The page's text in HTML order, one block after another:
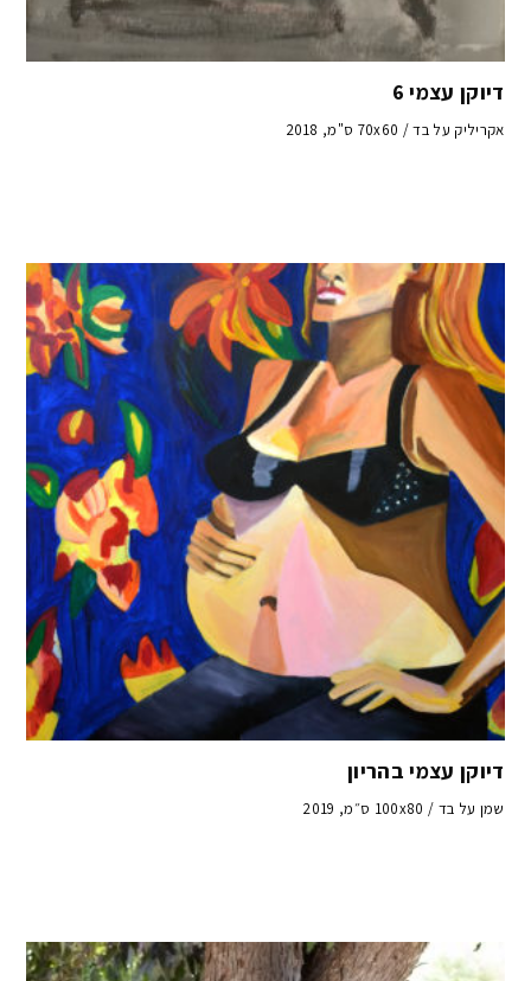
דיוקן עצמי 6
אקריליק על בד / 70x60 ס"מ, 2018
דיוקן עצמי בהריון
שמן על בד / 100x80 ס״מ, 2019